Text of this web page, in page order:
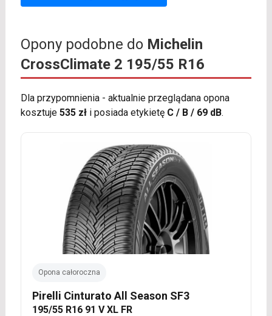
Opony podobne do Michelin
CrossClimate 2 195/55 R16
Dla przypomnienia - aktualnie przeglądana opona
kosztuje 535 złi posiada etykietę C / B / 69 dB.
Opona całoroczna
Pirelli Cinturato All Season SF3
195/55 R16 91 V XL FR